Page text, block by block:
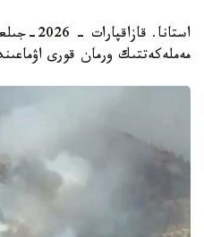
مەملەكەتتىك ورمان قورى